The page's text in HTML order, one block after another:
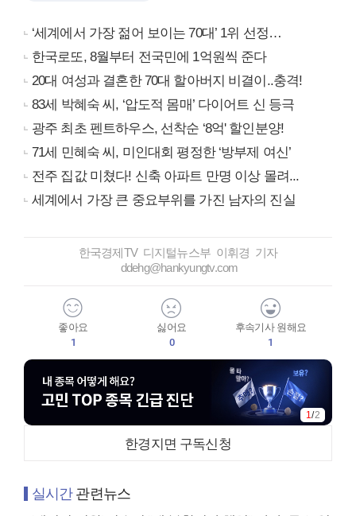
‘세계에서 가장 젊어 보이는 70대’ 1위 선정…
한국로또, 8월부터 전국민에 1억원씩 준다
20대 여성과 결혼한 70대 할아버지 비결이..충격!
83세 박혜숙 씨, ‘압도적 몸매’ 다이어트 신 등극
광주 최초 펜트하우스, 선착순 ‘8억' 할인분양!
71세 민혜숙 씨, 미인대회 평정한 ‘방부제 여신’
전주 집값 미쳤다! 신축 아파트 만명 이상 몰려...
세계에서 가장 큰 중요부위를 가진 남자의 진실
한국경제TV 디지털뉴스부 이휘경 기자
ddehg@hankyungtv.com
좋아요
1
싫어요
0
후속기사 원해요
1
1/2
한경지면 구독신청
실시간관련뉴스